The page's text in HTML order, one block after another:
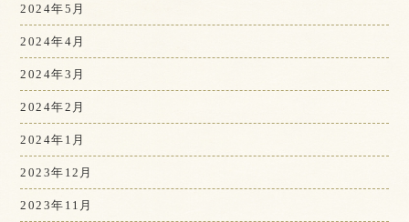
2024年5月
2024年4月
2024年3月
2024年2月
2024年1月
2023年12月
2023年11月